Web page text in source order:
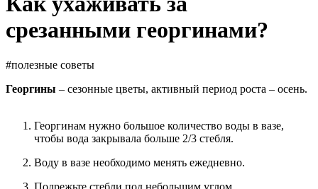
срезанными георгинами?
#полезные советы
Георгины – сезонные цветы, активный период роста – осень.
Георгинам нужно большое количество воды в вазе,
чтобы вода закрывала больше 2/3 стебля.
Воду в вазе необходимо менять ежедневно.
Подрежьте стебли под небольшим углом.